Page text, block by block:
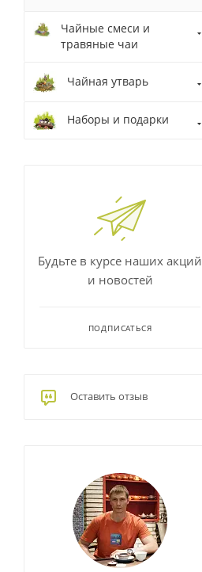
Чайные смеси и
травяные чаи
Чайная утварь
Наборы и подарки
Будьте в курсе наших акций
и новостей
ПОДПИСАТЬСЯ
Оставить отзыв